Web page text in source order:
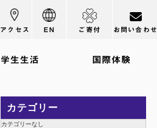
アクセス EN ご寄付 お問い合わせ
学生生活 国際体験
カテゴリー
カテゴリーなし